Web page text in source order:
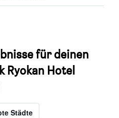
für deinen
Hotel
Städte